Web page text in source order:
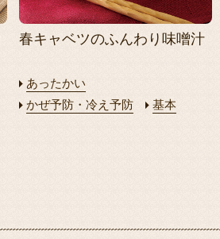
春キャベツのふんわり味噌汁
あったかい
かぜ予防・冷え予防
基本